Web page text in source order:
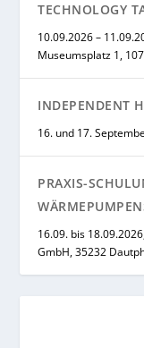
TECHNOLOGY
10.09.2026 –
Museumsplatz 1,
INDEPENDENT
16. und 17.
PRAXIS-
16.09. bis
GmbH, 35232